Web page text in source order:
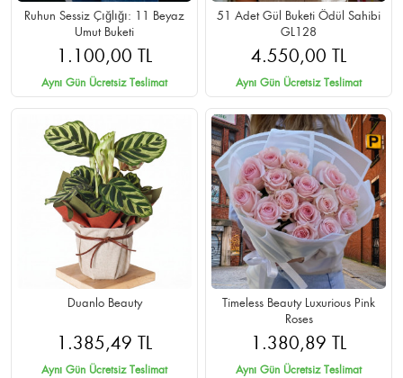
Ruhun Sessiz Çığlığı: 11 Beyaz
Umut Buketi
1.100,00 TL
Aynı Gün Ücretsiz Teslimat
51 Adet Gül Buketi Ödül Sahibi
GL128
4.550,00 TL
Aynı Gün Ücretsiz Teslimat
Duanlo Beauty
1.385,49 TL
Aynı Gün Ücretsiz Teslimat
Timeless Beauty Luxurious Pink
Roses
1.380,89 TL
Aynı Gün Ücretsiz Teslimat